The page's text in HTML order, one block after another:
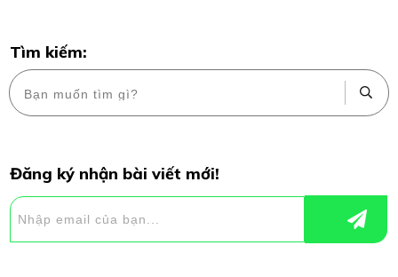
Tìm kiếm:
Đăng ký nhận bài viết mới!